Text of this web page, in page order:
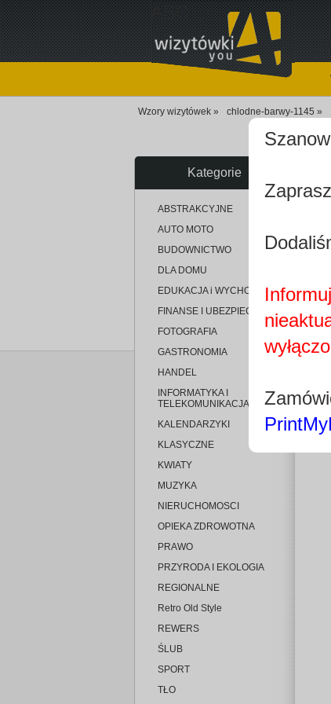
Wzory wizytówek » chlodne-barwy-1145 »
Kategorie
ABSTRAKCYJNE
AUTO MOTO
BUDOWNICTWO
DLA DOMU
EDUKACJA i WYCHOWANIE
FINANSE I UBEZPIECZENIA
FOTOGRAFIA
GASTRONOMIA
HANDEL
INFORMATYKA I
TELEKOMUNIKACJA
KALENDARZYKI
KLASYCZNE
KWIATY
MUZYKA
NIERUCHOMOSCI
OPIEKA ZDROWOTNA
PRAWO
PRZYRODA I EKOLOGIA
REGIONALNE
Retro Old Style
REWERS
ŚLUB
SPORT
TŁO
ABC